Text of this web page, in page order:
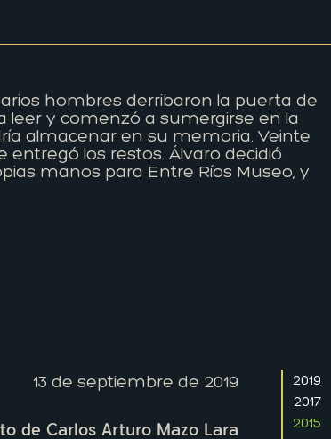
hombres derribaron la puerta de
leer y comenzó a sumergirse en la
almacenar en su memoria. Veinte
entregó los restos. Álvaro decidió
manos para Entre Ríos Museo, y
13 de septiembre de 2019
de Carlos Arturo Mazo Lara
2019
2017
2015